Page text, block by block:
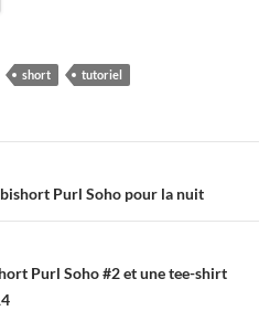
short tutoriel
Purl Soho pour la nuit
Purl Soho #2 et une tee-shirt